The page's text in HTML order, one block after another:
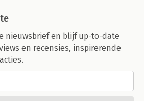
nieuwsbrief en blijf up-to-date
en recensies, inspirerende